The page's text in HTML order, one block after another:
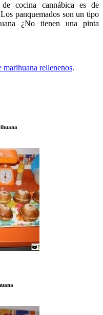
cocina cannábica es de
panquemados son un tipo
¿No tienen una pinta
marihuana rellenenos.